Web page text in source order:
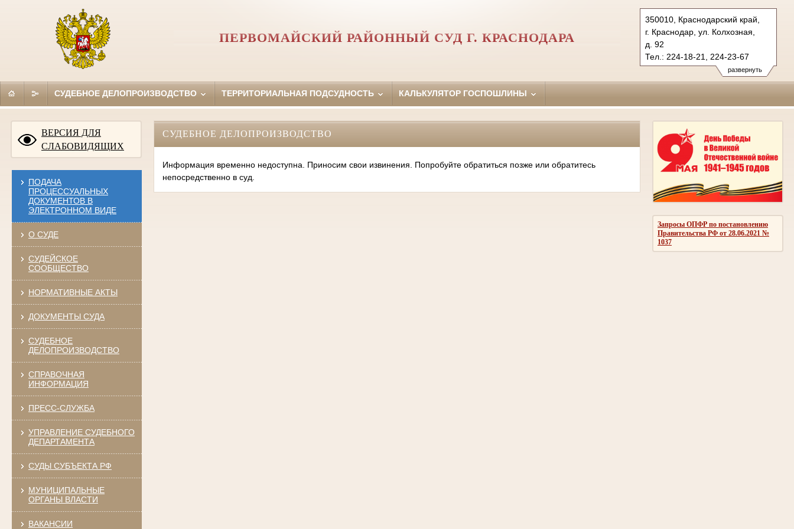
развернуть
350010, Краснодарский край,
г. Краснодар, ул. Колхозная,
д. 92
Тел.: 224-18-21, 224-23-67
pervomaisky.krd@sudrf.ru
ПЕРВОМАЙСКИЙ РАЙОННЫЙ СУД Г. КРАСНОДАРА
СУДЕБНОЕ ДЕЛОПРОИЗВОДСТВО ТЕРРИТОРИАЛЬНАЯ ПОДСУДНОСТЬ КАЛЬКУЛЯТОР ГОСПОШЛИНЫ
ВЕРСИЯ ДЛЯ
СЛАБОВИДЯЩИХ
ПОДАЧА
ПРОЦЕССУАЛЬНЫХ
ДОКУМЕНТОВ В
ЭЛЕКТРОННОМ ВИДЕ
О СУДЕ
СУДЕЙСКОЕ
СООБЩЕСТВО
НОРМАТИВНЫЕ АКТЫ
ДОКУМЕНТЫ СУДА
СУДЕБНОЕ
ДЕЛОПРОИЗВОДСТВО
СПРАВОЧНАЯ
ИНФОРМАЦИЯ
ПРЕСС-СЛУЖБА
УПРАВЛЕНИЕ СУДЕБНОГО
ДЕПАРТАМЕНТА
СУДЫ СУБЪЕКТА РФ
МУНИЦИПАЛЬНЫЕ
ОРГАНЫ ВЛАСТИ
ВАКАНСИИ
Запросы ОПФР по постановлению
Правительства РФ от 28.06.2021 №
1037
СУДЕБНОЕ ДЕЛОПРОИЗВОДСТВО
Информация временно недоступна. Приносим свои извинения. Попробуйте обратиться позже или обратитесь
непосредственно в суд.